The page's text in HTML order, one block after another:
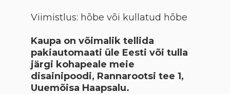
Viimistlus: hõbe või kullatud hõbe
Kaupa on võimalik tellida
pakiautomaati üle Eesti või tulla
järgi kohapeale meie
disainipoodi, Rannarootsi tee 1,
Uuemõisa Haapsalu.